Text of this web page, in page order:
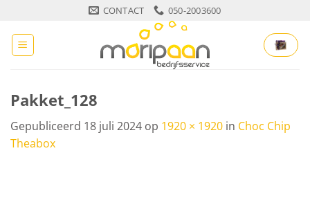
inhoud
CONTACT 050-2003600
Pakket_128
Gepubliceerd 18 juli 2024 op 1920 × 1920 in Choc Chip
Theabox